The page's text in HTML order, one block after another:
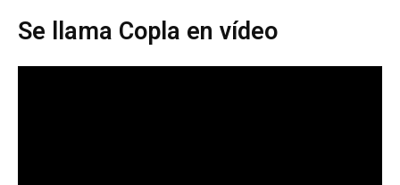
Se llama Copla en vídeo